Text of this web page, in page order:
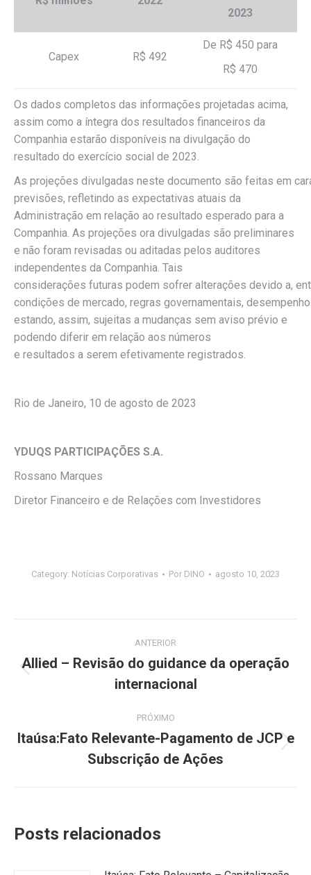
2023
Capex R$ 492
De R$ 450 para
R$ 470
Os dados completos das informações projetadas acima,
assim como a íntegra dos resultados financeiros da
Companhia estarão disponíveis na divulgação do
resultado do exercício social de 2023.
As projeções divulgadas neste documento são feitas em
previsões, refletindo as expectativas atuais da
Administração em relação ao resultado esperado para a
Companhia. As projeções ora divulgadas são preliminares
e não foram revisadas ou aditadas pelos auditores
independentes da Companhia. Tais
considerações futuras podem sofrer alterações devido a,
condições de mercado, regras governamentais,
estando, assim, sujeitas a mudanças sem aviso prévio e
podendo diferir em relação aos números
e resultados a serem efetivamente registrados.
Rio de Janeiro, 10 de agosto de 2023
YDUQS PARTICIPAÇÕES S.A.
Rossano Marques
Diretor Financeiro e de Relações com Investidores
Category: Notícias Corporativas Por DINO agosto 10, 2023
de
ANTERIOR
Post
anterior:
Allied – Revisão do guidance da operação
internacional
PRÓXIMO
Próximo
post:
Itaúsa:Fato Relevante-Pagamento de JCP e
Subscrição de Ações
Posts relacionados